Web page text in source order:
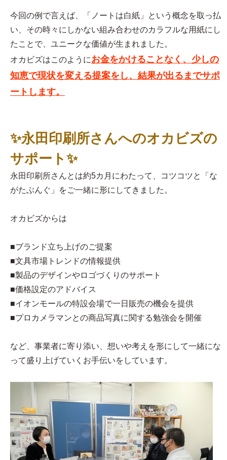
今回の例で言えば、「ノートは白紙」という概念を取っ払
い、その時々にしかない組み合わせのカラフルな用紙にし
たことで、ユニークな価値が生まれました。
オカビズはこのようにお金をかけることなく、少しの
知恵で現状を変える提案をし、結果が出るまでサポ
ートします。
✨永田印刷所さんへのオカビズの
サポート✨
永田印刷所さんとは約5カ月にわたって、コツコツと「な
がたぶんぐ」をご一緒に形にしてきました。
オカビズからは
■ブランド立ち上げのご提案
■文具市場トレンドの情報提供
■製品のデザインやロゴづくりのサポート
■価格設定のアドバイス
■イオンモールの特設会場で一日販売の機会を提供
■プロカメラマンとの商品写真に関する勉強会を開催
など、事業者に寄り添い、想いや考えを形にして一緒にな
って盛り上げていくお手伝いをしています。